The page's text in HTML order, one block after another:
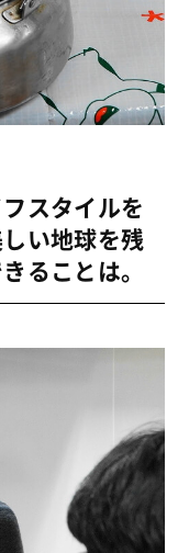
スタイルを
い地球を残
ることは。